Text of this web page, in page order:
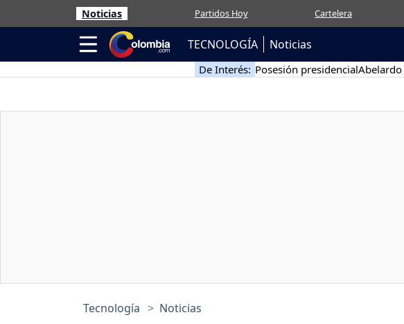
Noticias Partidos Hoy Cartelera
TECNOLOGÍA Noticias
De Interés: Posesión presidencialAbelardo
Tecnología Noticias